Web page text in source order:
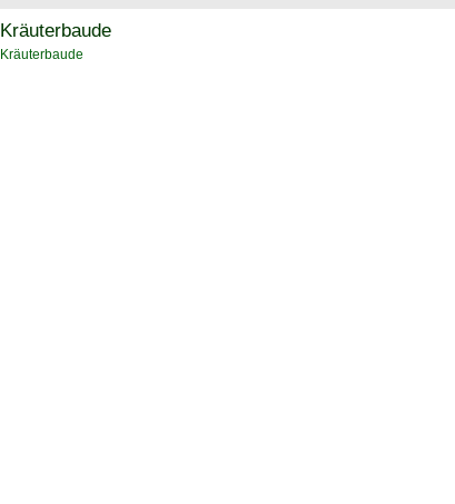
Kräuterbaude
Kräuterbaude